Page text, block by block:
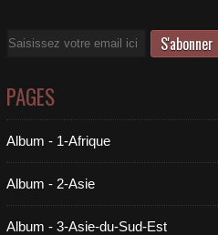
Email
PAGES
Album - 1-Afrique
Album - 2-Asie
Album - 3-Asie-du-Sud-Est